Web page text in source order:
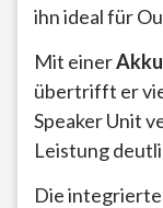
ihn ideal für
Mit einer
übertrifft er
Speaker Unit
Leistung
Die